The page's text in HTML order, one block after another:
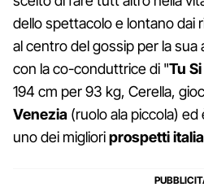
dello spettacolo e lontano dai
al centro del gossip per la sua
con la co-conduttrice di "Tu
194 cm per 93 kg, Cerella,
Venezia (ruolo ala piccola)
uno dei miglioriprospetti